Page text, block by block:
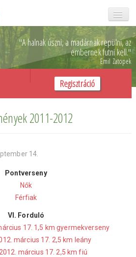
"A halnak úszni, a madárnak repülni,az
embernek futni kell."
Emil Zatopek
Főoldal
Oxigén kupa
Önkéntesek
SZJA 1%
Támogatóink
Kapcsolat
Regisztráció
2011-2012
14.
Pontverseny
Nők
Férfiak
VI. Forduló
17. 1,5 km gyermekverseny
március 17. 2,5 km leány
március 17. 2,5 km fiú